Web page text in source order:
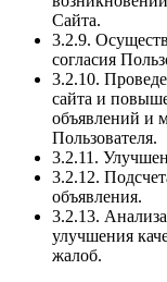
Сайта.
3.2.9.
согласия
3.2.10.
сайта и
объявлений и
Пользователя.
3.2.11.
3.2.12.
объявления.
3.2.13.
улучшения
жалоб.